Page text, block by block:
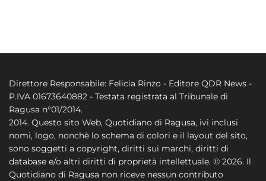
Direttore Responsabile: Felicia Rinzo - Editore QDR News -
P.IVA 01673640882 - Testata registrata al Tribunale di
Ragusa n°01/2014.
2014. Questo sito Web, Quotidiano di Ragusa, ivi inclusi
nomi, logo, nonchè lo schema di colori e il layout del sito,
sono soggetti a copyright, diritti sui marchi, diritti di
database e/o altri diritti di proprietà intellettuale. © 2026. Il
Quotidiano di Ragusa non riceve nessun contributo